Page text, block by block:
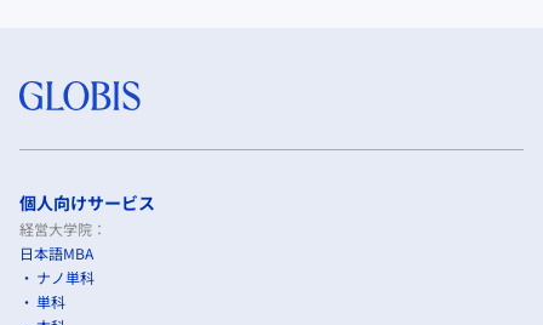
個人向けサービス
経営大学院：
日本語MBA
ナノ単科
単科